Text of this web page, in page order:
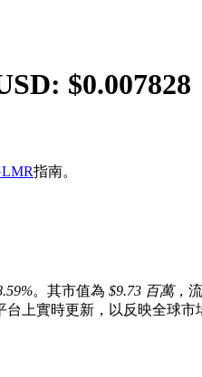
$0.007828
指南。
。其市值為 $9.73 百萬，
上實時更新，以反映全球市